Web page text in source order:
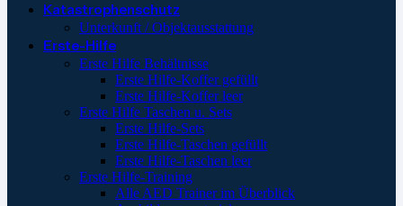
Katastrophenschutz
Unterkunft / Objektausstattung
Erste-Hilfe
Erste Hilfe Behältnisse
Erste Hilfe-Koffer gefüllt
Erste Hilfe-Koffer leer
Erste Hilfe Taschen u. Sets
Erste Hilfe-Sets
Erste Hilfe-Taschen gefüllt
Erste Hilfe-Taschen leer
Erste Hilfe-Training
Alle AED Trainer im Überblick